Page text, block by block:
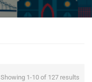
Showing 1-10 of 127 results